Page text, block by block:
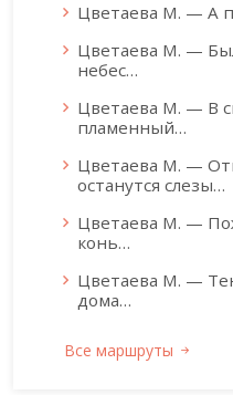
Цветаева М. — А
Цветаева М. —
небес…
Цветаева М. — В
пламенный…
Цветаева М. —
останутся слезы…
Цветаева М. —
конь…
Цветаева М. —
дома…
Все маршруты